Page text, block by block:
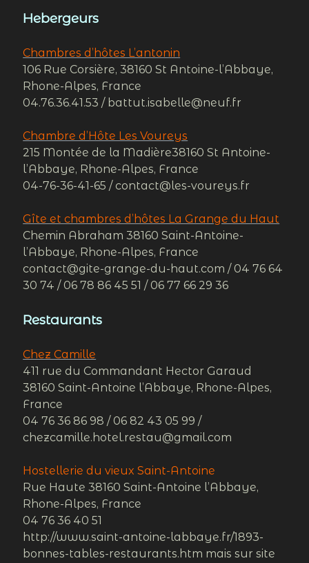
Hebergeurs
Chambres d’hôtes L’antonin
106 Rue Corsière, 38160 St Antoine-l’Abbaye,
Rhone-Alpes, France
04.76.36.41.53 / battut.isabelle@neuf.fr
Chambre d’Hôte Les Voureys
215 Montée de la Madière38160 St Antoine-
l’Abbaye, Rhone-Alpes, France
04-76-36-41-65 / contact@les-voureys.fr
Gîte et chambres d’hôtes La Grange du Haut
Chemin Abraham 38160 Saint-Antoine-
l’Abbaye, Rhone-Alpes, France
contact@gite-grange-du-haut.com / 04 76 64
30 74 / 06 78 86 45 51 / 06 77 66 29 36
Restaurants
Chez Camille
411 rue du Commandant Hector Garaud
38160 Saint-Antoine l’Abbaye, Rhone-Alpes,
France
04 76 36 86 98 / 06 82 43 05 99 /
chezcamille.hotel.restau@gmail.com
Hostellerie du vieux Saint-Antoine
Rue Haute 38160 Saint-Antoine l’Abbaye,
Rhone-Alpes, France
04 76 36 40 51
http://www.saint-antoine-labbaye.fr/1893-
bonnes-tables-restaurants.htm mais sur site